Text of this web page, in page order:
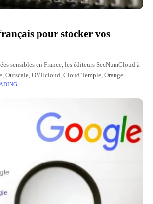
pour stocker vos
sensibles en France, les éditeurs SecNumCloud à
Outscale, OVHcloud, Cloud Temple, Orange
NumSpot étant à intégrer dans la veille selon